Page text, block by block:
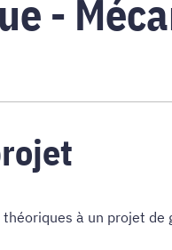
-
à un projet de